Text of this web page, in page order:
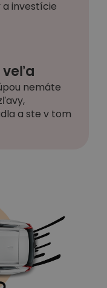
investície
veľa
nemáte
a ste v tom